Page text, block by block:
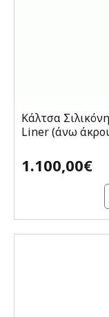
Κάλτσα
Liner (άνω
1.100,00€